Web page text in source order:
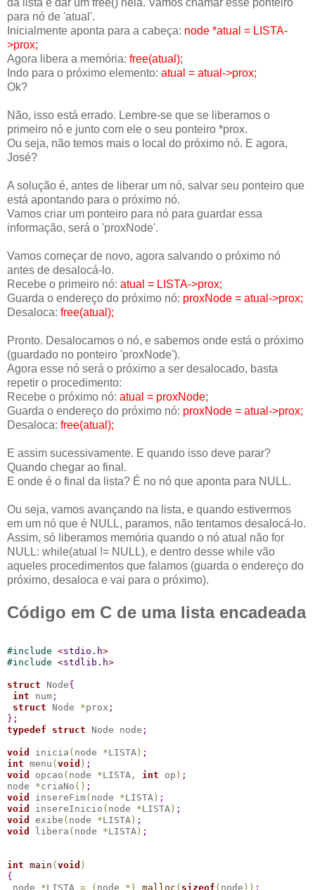
para nó de 'atual'.
Inicialmente aponta para a cabeça: node *atual = LISTA-
>prox;
Agora libera a memória: free(atual);
Indo para o próximo elemento: atual = atual->prox;
Ok?
Não, isso está errado. Lembre-se que se liberamos o
primeiro nó e junto com ele o seu ponteiro *prox.
Ou seja, não temos mais o local do próximo nó. E agora,
José?
A solução é, antes de liberar um nó, salvar seu ponteiro que
está apontando para o próximo nó.
Vamos criar um ponteiro para nó para guardar essa
informação, será o 'proxNode'.
Vamos começar de novo, agora salvando o próximo nó
antes de desalocá-lo.
Recebe o primeiro nó: atual = LISTA->prox;
Guarda o endereço do próximo nó: proxNode = atual->prox;
Desaloca: free(atual);
Pronto. Desalocamos o nó, e sabemos onde está o próximo
(guardado no ponteiro 'proxNode').
Agora esse nó será o próximo a ser desalocado, basta
repetir o procedimento:
Recebe o próximo nó: atual = proxNode;
Guarda o endereço do próximo nó: proxNode = atual->prox;
Desaloca: free(atual);
E assim sucessivamente. E quando isso deve parar?
Quando chegar ao final.
E onde é o final da lista? É no nó que aponta para NULL.
Ou seja, vamos avançando na lista, e quando estivermos
em um nó que é NULL, paramos, não tentamos desalocá-lo.
Assim, só liberamos memória quando o nó atual não for
NULL: while(atual != NULL), e dentro desse while vão
aqueles procedimentos que falamos (guarda o endereço do
próximo, desaloca e vai para o próximo).
Código em C de uma lista encadeada
#include <stdio.h>
#include <stdlib.h>
struct Node{
int num ;
struct Node *prox ;
} ;
typedef
struct Node node ;
void inicia ( node *LISTA ) ;
int menu ( void ) ;
void
opcao ( node *LISTA , int op ) ;
node *criaNo ( ) ;
void
insereFim( node *LISTA ) ;
void
insereInicio ( node *LISTA ) ;
void
exibe ( node *LISTA ) ;
void
libera ( node *LISTA ) ;
int main ( void )
{
node *LISTA = ( node * ) malloc ( sizeof ( node ) ) ;